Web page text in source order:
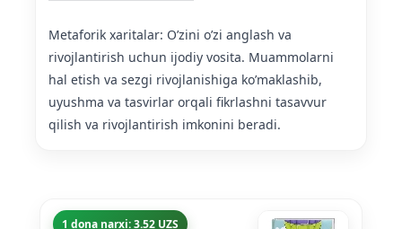
Metaforik xaritalar: O’zini o’zi anglash va
rivojlantirish uchun ijodiy vosita. Muammolarni
hal etish va sezgi rivojlanishiga ko’maklashib,
uyushma va tasvirlar orqali fikrlashni tasavvur
qilish va rivojlantirish imkonini beradi.
1 dona narxi: 3.52 UZS